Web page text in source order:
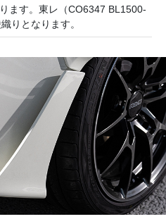
ます。東レ（CO6347 BL1500-
りとなります。